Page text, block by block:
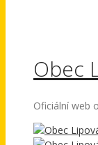
Obec
Oficiální web